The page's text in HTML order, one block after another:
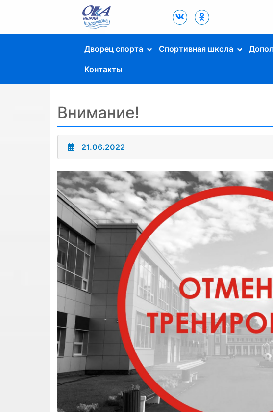
Дворец Спорта
"Ока" г. Пущино
Дворец спорта Спортивная школа
Контакты
Внимание!
21.06.2022